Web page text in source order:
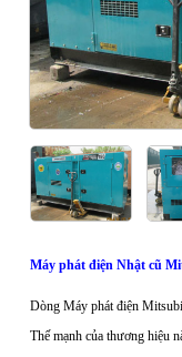
Máy phát điện Nhật cũ
Dòng Máy phát điện
Thế mạnh của thương hiệu